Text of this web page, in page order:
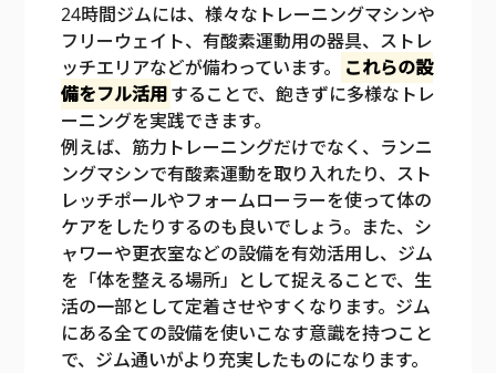
24時間ジムには、様々なトレーニングマシンや
フリーウェイト、有酸素運動用の器具、ストレ
ッチエリアなどが備わっています。
これらの設
備をフル活用することで、飽きずに多様なトレ
ーニングを実践できます。
例えば、筋力トレーニングだけでなく、ランニ
ングマシンで有酸素運動を取り入れたり、スト
レッチポールやフォームローラーを使って体の
ケアをしたりするのも良いでしょう。また、シ
ャワーや更衣室などの設備を有効活用し、ジム
を「体を整える場所」として捉えることで、生
活の一部として定着させやすくなります。ジム
にある全ての設備を使いこなす意識を持つこと
で、ジム通いがより充実したものになります。